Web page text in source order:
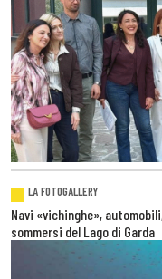
LA FOTOGALLERY
Navi «vichinghe»,
sommersi del Lago di Garda